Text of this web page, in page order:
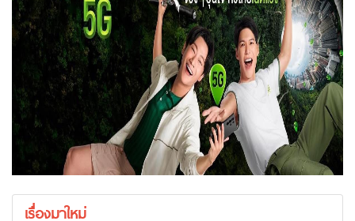
เรื่องมาใหม่